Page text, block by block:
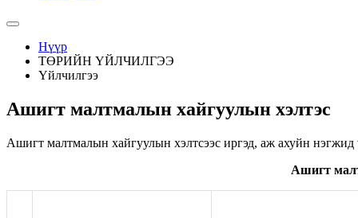
Нүүр
ТӨРИЙН ҮЙЛЧИЛГЭЭ
Үйлчилгээ
Ашигт малтмалын хайгуулын хэлтэс
Ашигт малтмалын хайгуулын хэлтсээс иргэд, аж ахуйн нэгжид
Ашигт